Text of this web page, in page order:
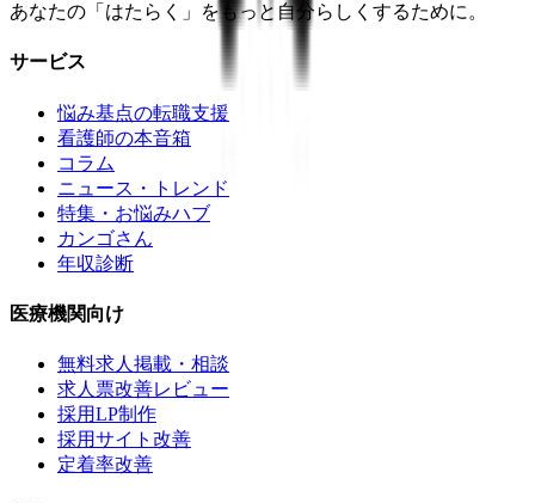
あなたの「はたらく」をもっと自分らしくするために。
サービス
悩み基点の転職支援
看護師の本音箱
コラム
ニュース・トレンド
特集・お悩みハブ
カンゴさん
年収診断
医療機関向け
無料求人掲載・相談
求人票改善レビュー
採用LP制作
採用サイト改善
定着率改善